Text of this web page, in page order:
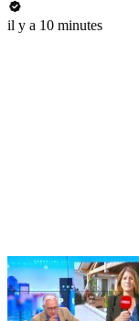
il y a 10 minutes